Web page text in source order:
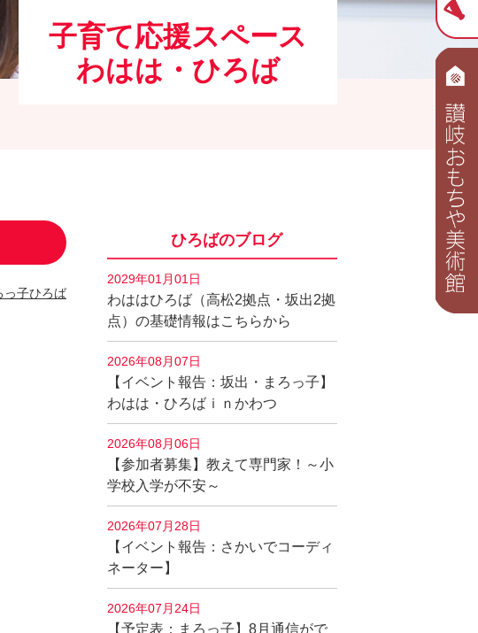
子育て応援スペース
わはは・ひろば
っ子ひろば
ひろばのブログ
2029年01月01日
わははひろば（高松2拠点・坂出2拠
点）の基礎情報はこちらから
2026年08月07日
【イベント報告：坂出・まろっ子】
わはは・ひろばｉｎかわつ
2026年08月06日
【参加者募集】教えて専門家！～小
学校入学が不安～
2026年07月28日
【イベント報告：さかいでコーディ
ネーター】
2026年07月24日
【予定表：まろっ子】8月通信がで